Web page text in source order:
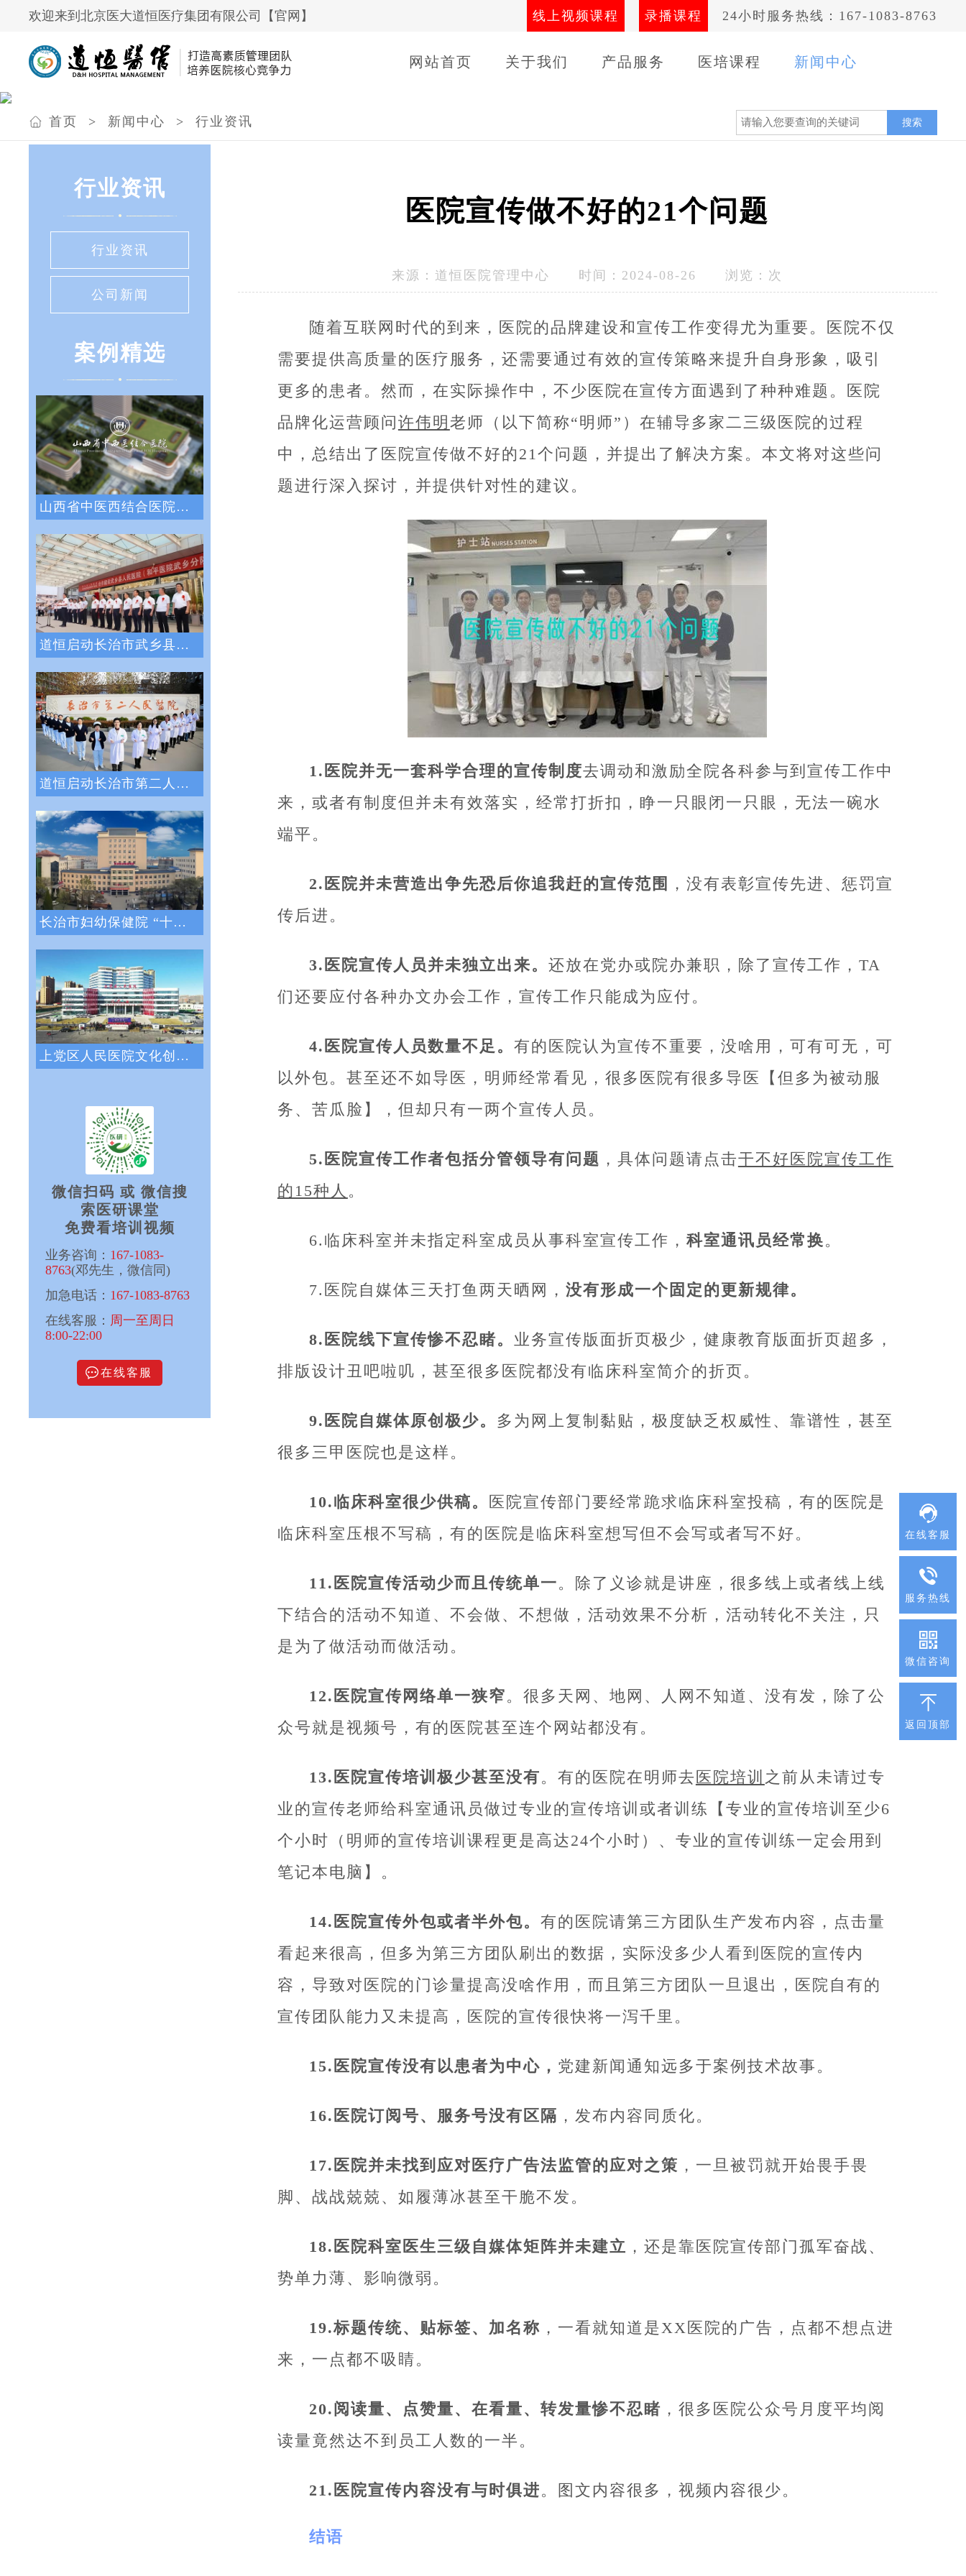
线上视频课程 录播课程 24小时服务热线：167-1083-8763
欢迎来到北京医大道恒医疗集团有限公司【官网】
网站首页 关于我们 产品服务 医培课程 新闻中心
在线客服
服务热线
微信咨询
返回顶部
首页 > 新闻中心 > 行业资讯 搜索
行业资讯
行业资讯
公司新闻
案例精选
山西省中医西结合医院战略绩效管理咨询项目
道恒启动长治市武乡县人民医院绩效管理体系
道恒启动长治市第二人民医院绩效管理咨询服
长治市妇幼保健院 “十四五”医院战略与绩
上党区人民医院文化创新咨询项目正式启动
微信扫码 或 微信搜
索医研课堂
免费看培训视频
业务咨询： 167-1083-
8763(邓先生，微信同)
加急电话： 167-1083-8763
在线客服： 周一至周日
8:00-22:00
在线客服
医院宣传做不好的21个问题
来源： 道恒医院管理中心 时间：2024-08-26 浏览： 次
随着互联网时代的到来，医院的品牌建设和宣传工作变得尤为重要。医院不仅
需要提供高质量的医疗服务，还需要通过有效的宣传策略来提升自身形象，吸引
更多的患者。然而，在实际操作中，不少医院在宣传方面遇到了种种难题。医院
品牌化运营顾问许伟明 老师（以下简称“明师”）在辅导多家二三级医院的过程
中，总结出了医院宣传做不好的21个问题，并提出了解决方案。本文将对这些问
题进行深入探讨，并提供针对性的建议。
1.医院并无一套科学合理的宣传制度去调动和激励全院各科参与到宣传工作中
来，或者有制度但并未有效落实，经常打折扣，睁一只眼闭一只眼，无法一碗水
端平。
2.医院并未营造出争先恐后你追我赶的宣传范围
，没有表彰宣传先进、惩罚宣
传后进。
3.医院宣传人员并未独立出来。 还放在党办或院办兼职，除了宣传工作，TA
们还要应付各种办文办会工作，宣传工作只能成为应付。
4.医院宣传人员数量不足。 有的医院认为宣传不重要，没啥用，可有可无，可
以外包。甚至还不如导医，明师经常看见，很多医院有很多导医【但多为被动服
务、苦瓜脸】，但却只有一两个宣传人员。
5.医院宣传工作者包括分管领导有问题 ，具体问题请点击干不好医院宣传工作
的15种人 。
6.临床科室并未指定科室成员从事科室宣传工作， 科室通讯员经常换。
7.医院自媒体三天打鱼两天晒网， 没有形成一个固定的更新规律。
8.医院线下宣传惨不忍睹。 业务宣传版面折页极少，健康教育版面折页超多，
排版设计丑吧啦叽，甚至很多医院都没有临床科室简介的折页。
9.医院自媒体原创极少。 多为网上复制黏贴，极度缺乏权威性、靠谱性，甚至
很多三甲医院也是这样。
10.临床科室很少供稿。
医院宣传部门要经常跪求临床科室投稿，有的医院是
临床科室压根不写稿，有的医院是临床科室想写但不会写或者写不好。
11.医院宣传活动少而且传统单一。除了义诊就是讲座，很多线上或者线上线
下结合的活动不知道、不会做、不想做，活动效果不分析，活动转化不关注，只
是为了做活动而做活动。
12.医院宣传网络单一狭窄。很多天网、地网、人网不知道、没有发，除了公
众号就是视频号，有的医院甚至连个网站都没有。
13.医院宣传培训极少甚至没有。有的医院在明师去 医院培训 之前从未请过专
业的宣传老师给科室通讯员做过专业的宣传培训或者训练【专业的宣传培训至少6
个小时（明师的宣传培训课程更是高达24个小时）、专业的宣传训练一定会用到
笔记本电脑】。
14.医院宣传外包或者半外包。 有的医院请第三方团队生产发布内容，点击量
看起来很高，但多为第三方团队刷出的数据，实际没多少人看到医院的宣传内
容，导致对医院的门诊量提高没啥作用，而且第三方团队一旦退出，医院自有的
宣传团队能力又未提高，医院的宣传很快将一泻千里。
15.医院宣传没有以患者为中心， 党建新闻通知远多于案例技术故事。
16.医院订阅号、服务号没有区隔 ，发布内容同质化。
17.医院并未找到应对医疗广告法监管的应对之策 ，一旦被罚就开始畏手畏
脚、战战兢兢、如履薄冰甚至干脆不发。
18.医院科室医生三级自媒体矩阵并未建立 ，还是靠医院宣传部门孤军奋战、
势单力薄、影响微弱。
19.标题传统、贴标签、加名称 ，一看就知道是XX医院的广告，点都不想点进
来，一点都不吸睛。
20.阅读量、点赞量、在看量、转发量惨不忍睹 ，很多医院公众号月度平均阅
读量竟然达不到员工人数的一半。
21.医院宣传内容没有与时俱进。图文内容很多，视频内容很少。
结语